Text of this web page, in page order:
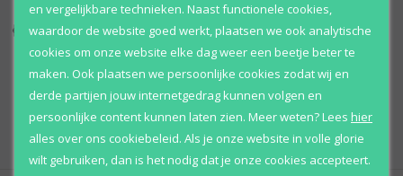
Kortingen tot wel 70% Al 12 jaar voordelig
100% originele parfums Afhalen mogelijk
Qshops Keurmerk
en vergelijkbare technieken. Naast functionele cookies,
waardoor de website goed werkt, plaatsen we ook analytische
cookies om onze website elke dag weer een beetje beter te
maken. Ook plaatsen we persoonlijke cookies zodat wij en
derde partijen jouw internetgedrag kunnen volgen en
persoonlijke content kunnen laten zien. Meer weten?Lees hier
alles over ons cookiebeleid. Als je onze website in volle glorie
wilt gebruiken, dan is het nodig dat je onze cookies accepteert.